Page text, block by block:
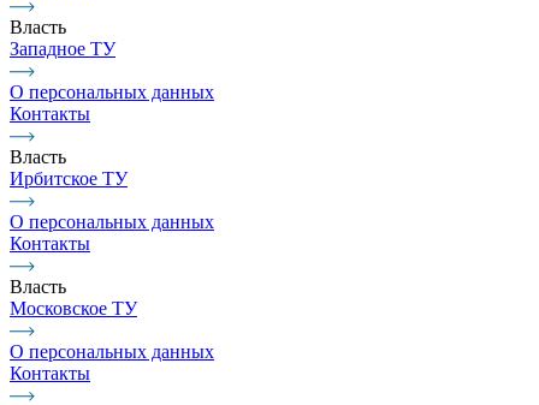
Власть
Западное ТУ
О персональных данных
Контакты
Власть
Ирбитское ТУ
О персональных данных
Контакты
Власть
Московское ТУ
О персональных данных
Контакты